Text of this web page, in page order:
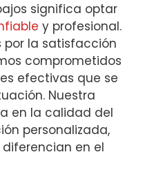
significa optar
y profesional.
por la satisfacción
comprometidos
efectivas que se
Nuestra
en la calidad del
personalizada,
en el